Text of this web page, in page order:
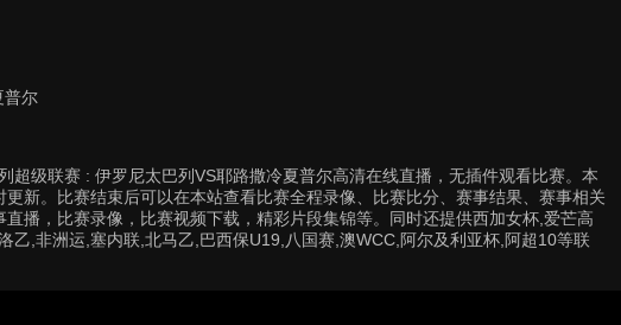
普尔
超级联赛 : 伊罗尼太巴列VS耶路撒冷夏普尔高清在线直播，无插件观看比赛。本
新。比赛结束后可以在本站查看比赛全程录像、比赛比分、赛事结果、赛事相关
播，比赛录像，比赛视频下载，精彩片段集锦等。同时还提供西加女杯,爱芒高
乙,非洲运,塞内联,北马乙,巴西保U19,八国赛,澳WCC,阿尔及利亚杯,阿超10等联